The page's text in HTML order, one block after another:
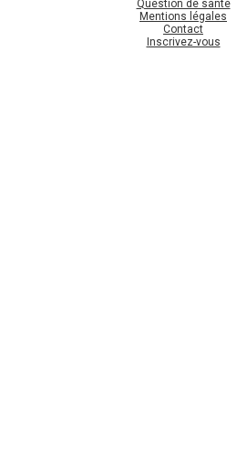
Question de santé
Mentions légales
Contact
Inscrivez-vous